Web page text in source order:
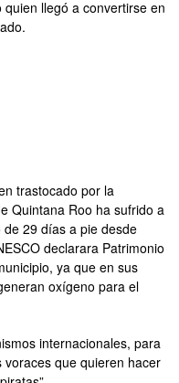
quien llegó a convertirse en
trastocado por la
Quintana Roo ha sufrido a
29 días a pie desde
declarara Patrimonio
ya que en sus
oxígeno para el
internacionales, para
que quieren hacer